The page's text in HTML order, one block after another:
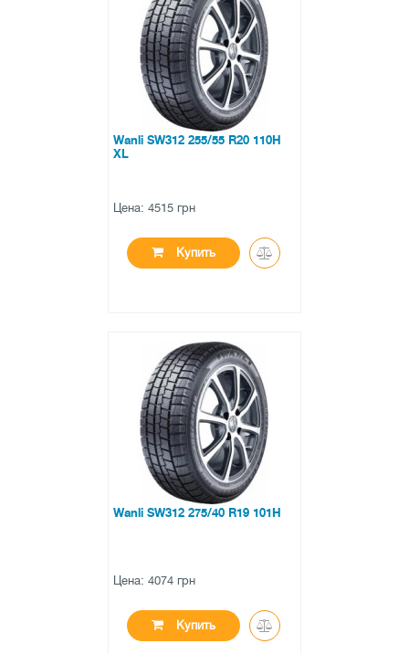
0 отзывов
Wanli SW312 255/55 R20 110H
XL
Цена: 4515 грн
Купить
в наличии
0 отзывов
Wanli SW312 275/40 R19 101H
Цена: 4074 грн
Купить